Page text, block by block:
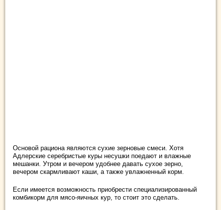
Основой рациона являются сухие зерновые смеси. Хотя
Адлерские серебристые куры несушки поедают и влажные
мешанки. Утром и вечером удобнее давать сухое зерно,
вечером скармливают каши, а также увлажненный корм.
Если имеется возможность приобрести специализированный
комбикорм для мясо-яичных кур, то стоит это сделать.